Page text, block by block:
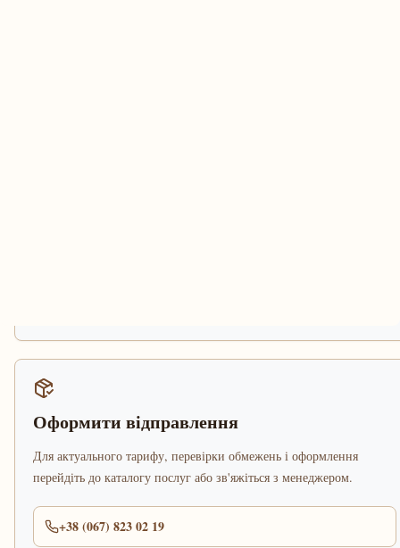
Оформити відправлення
Для актуального тарифу, перевірки обмежень і оформлення
перейдіть до каталогу послуг або зв'яжіться з менеджером.
+38 (067) 823 02 19